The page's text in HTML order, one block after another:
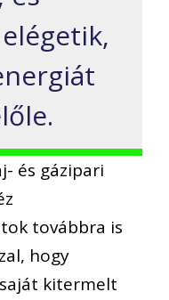
és gázipari
továbbra is
hogy
kitermelt